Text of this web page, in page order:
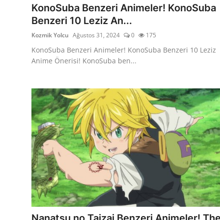
KonoSuba Benzeri Animeler! KonoSuba
Benzeri 10 Leziz An...
Kozmik Yolcu Ağustos 31, 2024 0 175
KonoSuba Benzeri Animeler! KonoSuba Benzeri 10 Leziz
Anime Önerisi! KonoSuba ben...